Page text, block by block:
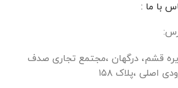
با ما :
قشم، درگهان ،مجتمع تجاری صدف
اصلی ،پلاک ۱۵۸